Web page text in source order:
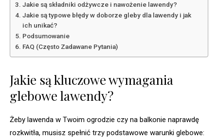
Jakie są składniki odżywcze i nawożenie lawendy?
Jakie są typowe błędy w doborze gleby dla lawendy i jak
ich unikać?
Podsumowanie
FAQ (Często Zadawane Pytania)
Jakie są kluczowe wymagania
glebowe lawendy?
Żeby lawenda w Twoim ogrodzie czy na balkonie naprawdę
rozkwitła, musisz spełnić trzy podstawowe warunki glebowe: